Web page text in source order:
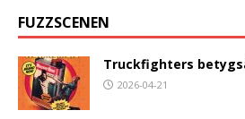
FUZZSCENEN
Truckfighters
2026-04-21